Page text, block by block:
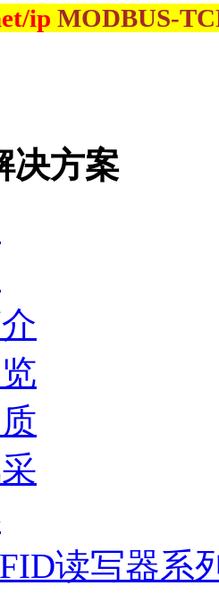
ip MODBUS-
决方案
读写器系